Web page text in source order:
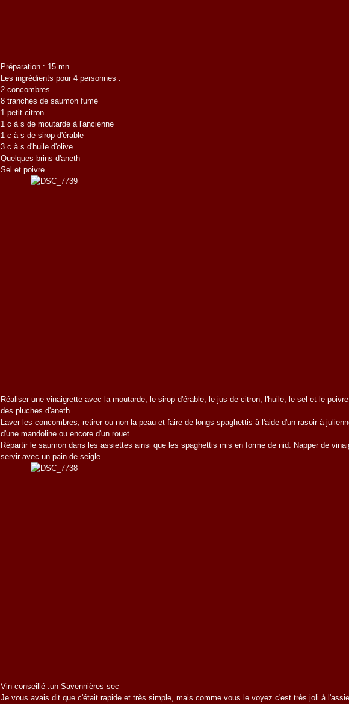
Préparation : 15 mn
Les ingrédients pour 4 personnes :
2 concombres
8 tranches de saumon fumé
1 petit citron
1 c à s de moutarde à l'ancienne
1 c à s de sirop d'érable
3 c à s d'huile d'olive
Quelques brins d'aneth
Sel et poivre
Réaliser une vinaigrette avec la moutarde, le sirop d'érable, le jus de citron, l'huile, le sel et le
des pluches d'aneth.
Laver les concombres, retirer ou non la peau et faire de longs spaghettis à l'aide d'un rasoir à
d'une mandoline ou encore d'un rouet.
Répartir le saumon dans les assiettes ainsi que les spaghettis mis en forme de nid. Napper de
servir avec un pain de seigle.
Vin conseillé :un Savennières sec
Je vous avais dit que c'était rapide et très simple, mais comme vous le voyez c'est très joli à